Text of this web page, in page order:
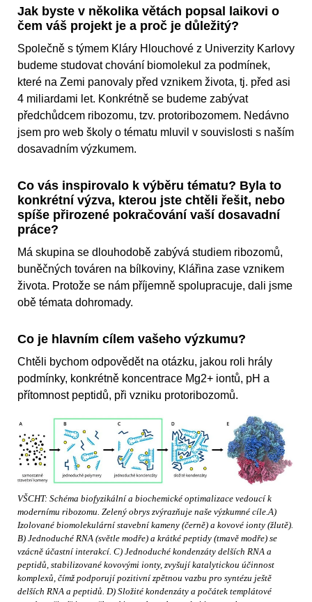
Jak byste v několika větách popsal laikovi o
čem váš projekt je a proč je důležitý?
Společně s týmem Kláry Hlouchové z Univerzity Karlovy
budeme studovat chování biomolekul za podmínek,
které na Zemi panovaly před vznikem života, tj. před asi
4 miliardami let. Konkrétně se budeme zabývat
předchůdcem ribozomu, tzv. protoribozomem. Nedávno
jsem pro web školy o tématu mluvil v souvislosti s naším
dosavadním výzkumem.
Co vás inspirovalo k výběru tématu? Byla to
konkrétní výzva, kterou jste chtěli řešit, nebo
spíše přirozené pokračování vaší dosavadní
práce?
Má skupina se dlouhodobě zabývá studiem ribozomů,
buněčných továren na bílkoviny, Klářina zase vznikem
života. Protože se nám příjemně spolupracuje, dali jsme
obě témata dohromady.
Co je hlavním cílem vašeho výzkumu?
Chtěli bychom odpovědět na otázku, jakou roli hrály
podmínky, konkrétně koncentrace Mg2+ iontů, pH a
přítomnost peptidů, při vzniku protoribozomů.
VŠCHT: Schéma biofyzikální a biochemické optimalizace vedoucí k
modernímu ribozomu. Zelený obrys zvýrazňuje naše výzkumné cíle.A)
Izolované biomolekulární stavební kameny (černě) a kovové ionty (žlutě).
B) Jednoduché RNA (světle modře) a krátké peptidy (tmavě modře) se
vzácně účastní interakcí. C) Jednoduché kondenzáty delších RNA a
peptidů, stabilizované kovovými ionty, zvyšují katalytickou účinnost
komplexů, čímž podporují pozitivní zpětnou vazbu pro syntézu ještě
delších RNA a peptidů. D) Složité kondenzáty a počátek templátové